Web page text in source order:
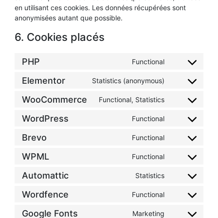
en utilisant ces cookies. Les données récupérées sont
anonymisées autant que possible.
6. Cookies placés
PHP Functional
Elementor Statistics (anonymous)
WooCommerce Functional, Statistics
WordPress Functional
Brevo Functional
WPML Functional
Automattic Statistics
Wordfence Functional
Google Fonts Marketing